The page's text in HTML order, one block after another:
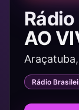
AO
Rádio